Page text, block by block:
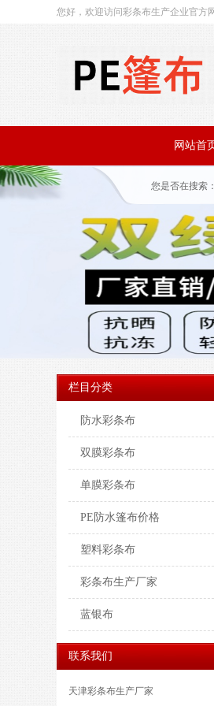
您好，欢迎访问彩条布生产企业官方
您是否在搜索：
网站首
栏目分类
防水彩条布
双膜彩条布
单膜彩条布
PE防水篷布价格
塑料彩条布
彩条布生产厂家
蓝银布
联系我们
天津彩条布生产厂家